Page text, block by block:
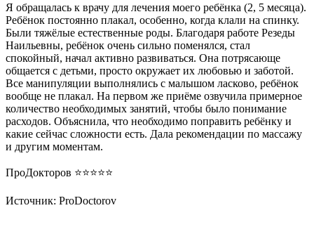
Я обращалась к врачу для лечения моего ребёнка (2, 5 месяца).
Ребёнок постоянно плакал, особенно, когда клали на спинку.
Были тяжёлые естественные роды. Благодаря работе Резеды
Наильевны, ребёнок очень сильно поменялся, стал
спокойный, начал активно развиваться. Она потрясающе
общается с детьми, просто окружает их любовью и заботой.
Все манипуляции выполнялись с малышом ласково, ребёнок
вообще не плакал. На первом же приёме озвучила примерное
количество необходимых занятий, чтобы было понимание
расходов. Объяснила, что необходимо поправить ребёнку и
какие сейчас сложности есть. Дала рекомендации по массажу
и другим моментам.
ПроДокторов ⭐️⭐️⭐️⭐️⭐️
Источник: ProDoctorov